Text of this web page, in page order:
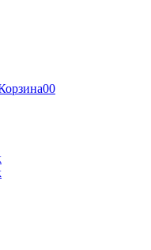
00